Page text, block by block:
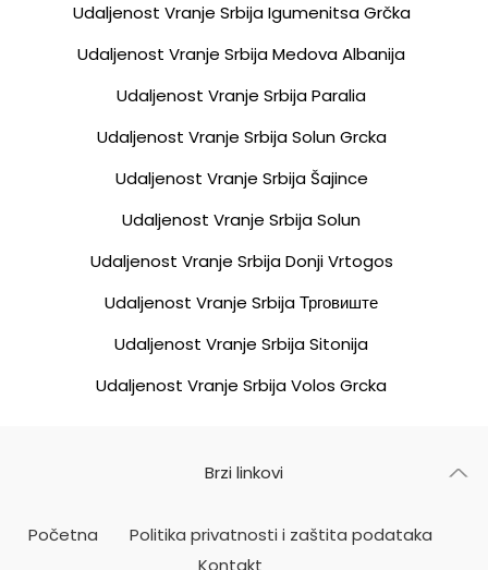
Udaljenost Vranje Srbija Igumenitsa Grčka
Udaljenost Vranje Srbija Medova Albanija
Udaljenost Vranje Srbija Paralia
Udaljenost Vranje Srbija Solun Grcka
Udaljenost Vranje Srbija Šajince
Udaljenost Vranje Srbija Solun
Udaljenost Vranje Srbija Donji Vrtogos
Udaljenost Vranje Srbija Трговиште
Udaljenost Vranje Srbija Sitonija
Udaljenost Vranje Srbija Volos Grcka
Brzi linkovi
Početna
Politika privatnosti i zaštita podataka
Kontakt